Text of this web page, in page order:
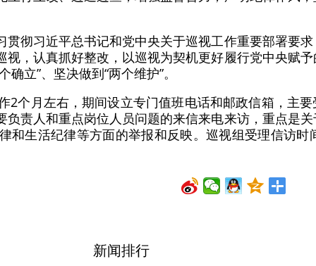
彻习近平总书记和党中央关于巡视工作重要部署要
，认真抓好整改，以巡视为契机更好履行党中央赋予
立”、坚决做到“两个维护”。
2个月左右，期间设立专门值班电话和邮政信箱，主要
责人和重点岗位人员问题的来信来电来访，重点是
和生活纪律等方面的举报和反映。巡视组受理信访时
新闻排行